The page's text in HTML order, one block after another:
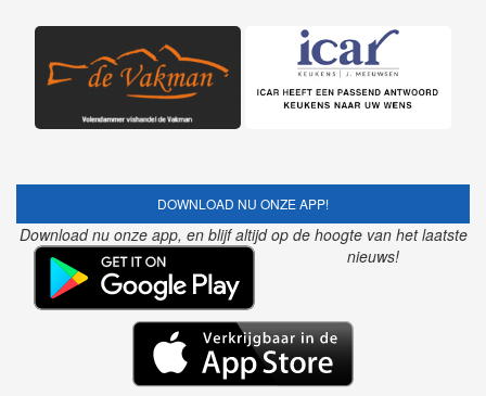
DOWNLOAD NU ONZE APP!
Download nu onze app, en blijf altijd op de hoogte van het laatste
nieuws!